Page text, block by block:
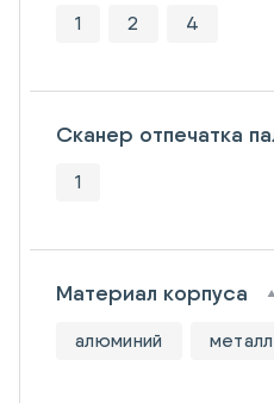
1 2 4
Сканер отпечатка
1
Материал корпуса
алюминий металл